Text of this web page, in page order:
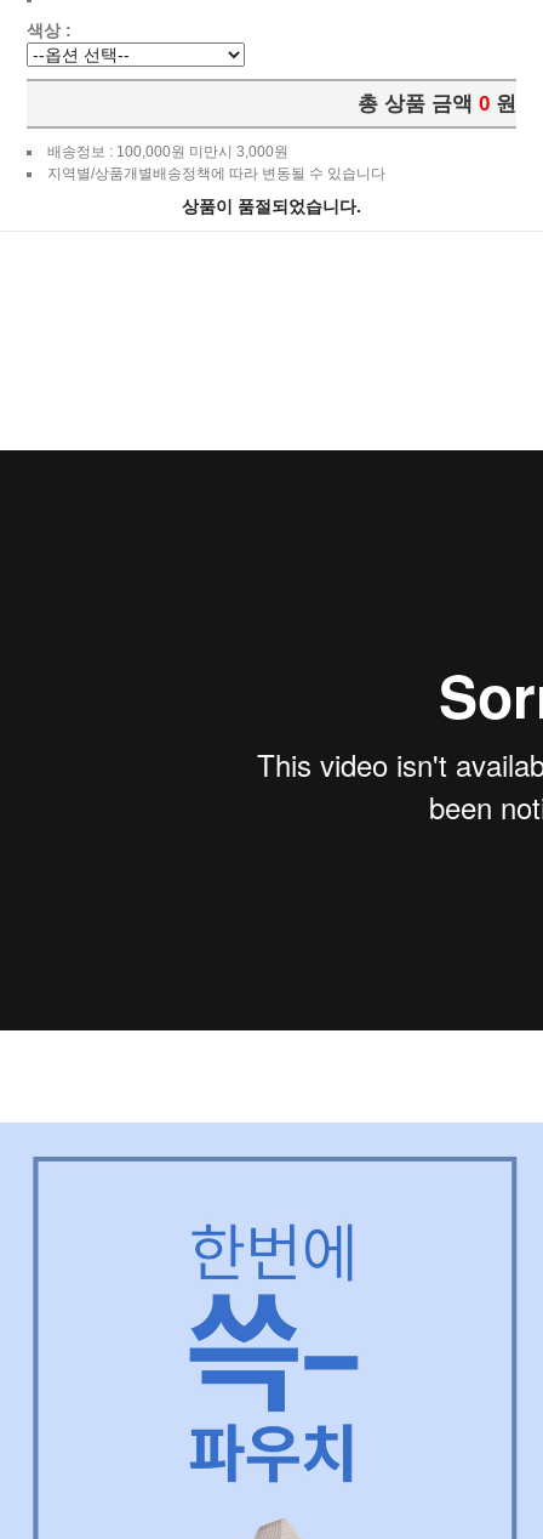
색상 :
총 상품 금액 0 원
배송정보 : 100,000원 미만시 3,000원
지역별/상품개별배송정책에 따라 변동될 수 있습니다
상품이 품절되었습니다.